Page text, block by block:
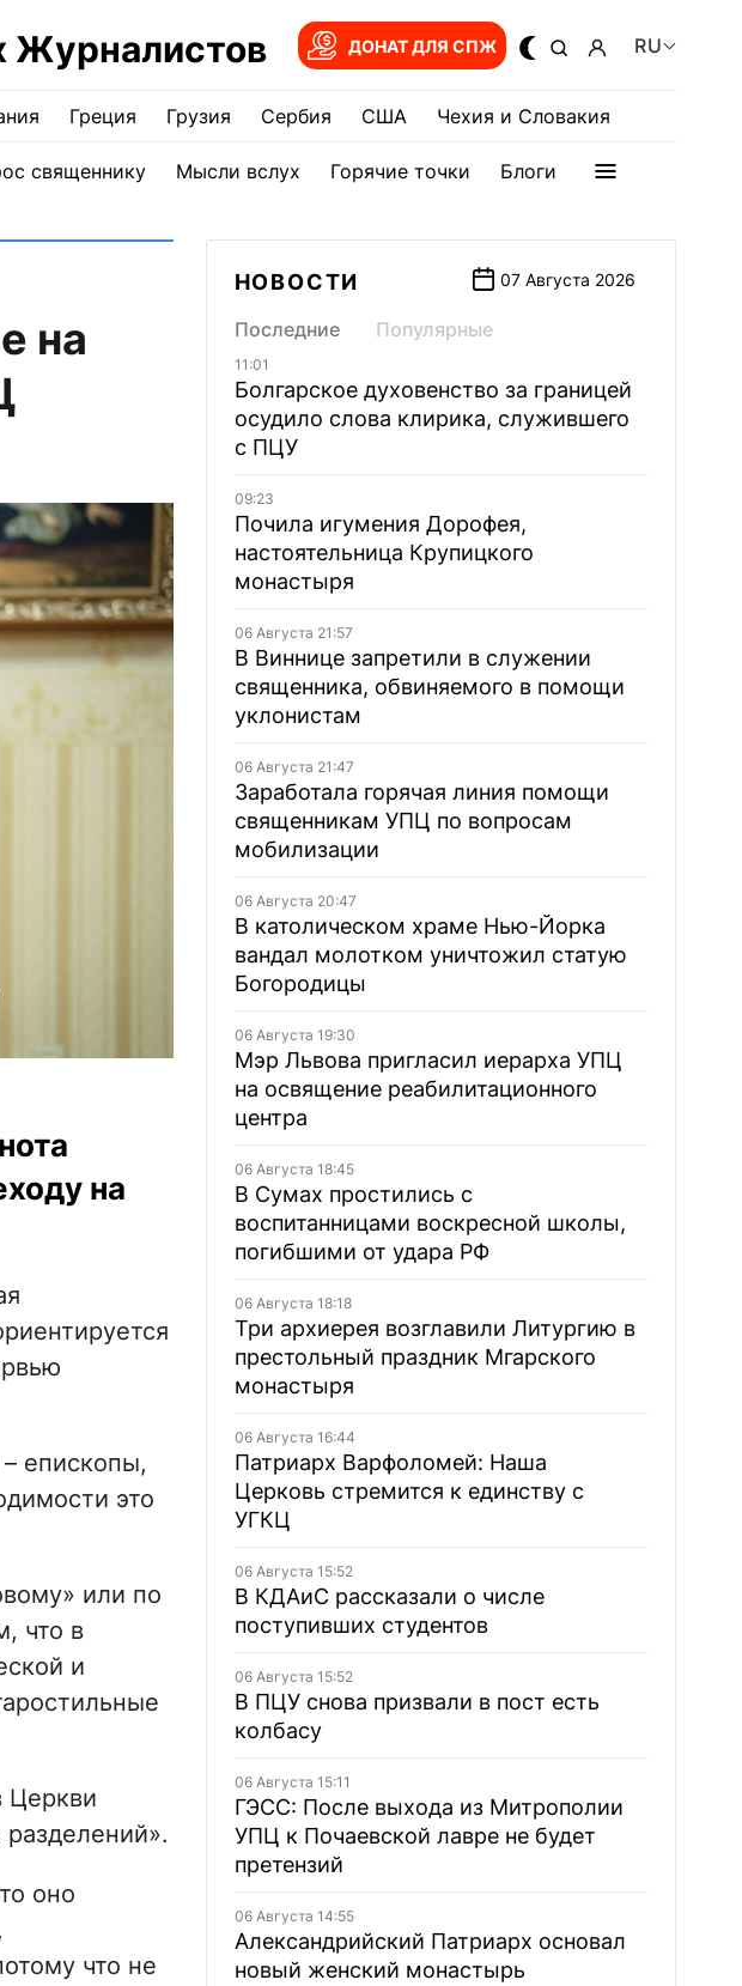
Журналистов ДОНАТ ДЛЯ СПЖ RU
Греция Грузия Сербия США Чехия и Словакия
священнику Мысли вслух Горячие точки Блоги
на
на
епископы,
это
или по
что в
и
Церкви
оно
что не
НОВОСТИ 07 Августа 2026
Последние Популярные
11:01
Болгарское духовенство за границей
осудило слова клирика, служившего
с ПЦУ
09:23
Почила игумения Дорофея,
настоятельница Крупицкого
монастыря
06 Августа 21:57
В Виннице запретили в служении
священника, обвиняемого в помощи
уклонистам
06 Августа 21:47
Заработала горячая линия помощи
священникам УПЦ по вопросам
мобилизации
06 Августа 20:47
В католическом храме Нью-Йорка
вандал молотком уничтожил статую
Богородицы
06 Августа 19:30
Мэр Львова пригласил иерарха УПЦ
на освящение реабилитационного
центра
06 Августа 18:45
В Сумах простились с
воспитанницами воскресной школы,
погибшими от удара РФ
06 Августа 18:18
Три архиерея возглавили Литургию в
престольный праздник Мгарского
монастыря
06 Августа 16:44
Патриарх Варфоломей: Наша
Церковь стремится к единству с
УГКЦ
06 Августа 15:52
В КДАиС рассказали о числе
поступивших студентов
06 Августа 15:52
В ПЦУ снова призвали в пост есть
колбасу
06 Августа 15:11
ГЭСС: После выхода из Митрополии
УПЦ к Почаевской лавре не будет
претензий
06 Августа 14:55
Александрийский Патриарх основал
новый женский монастырь